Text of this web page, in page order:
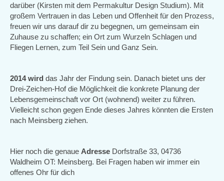
darüber (Kirsten mit dem Permakultur Design Studium). Mit
großem Vertrauen in das Leben und Offenheit für den Prozess,
freuen wir uns darauf dir zu begegnen, um gemeinsam ein
Zuhause zu schaffen; ein Ort zum Wurzeln Schlagen und
Fliegen Lernen, zum Teil Sein und Ganz Sein.
2014 wird das Jahr der Findung sein. Danach bietet uns der
Drei-Zeichen-Hof die Möglichkeit die konkrete Planung der
Lebensgemeinschaft vor Ort (wohnend) weiter zu führen.
Vielleicht schon gegen Ende dieses Jahres könnten die Ersten
nach Meinsberg ziehen.
Hier noch die genaue Adresse Dorfstraße 33, 04736
Waldheim OT: Meinsberg. Bei Fragen haben wir immer ein
offenes Ohr für dich